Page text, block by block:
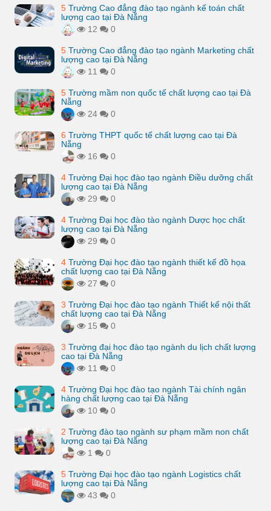
5 Trường Cao đẳng đào tạo ngành kế toán chất
lượng cao tại Đà Nẵng
12
0
5 Trường Cao đẳng đào tạo ngành Marketing chất
lượng cao tại Đà Nẵng
11
0
5 Trường mầm non quốc tế chất lượng cao tại Đà
Nẵng
24
0
6 Trường THPT quốc tế chất lượng cao tại Đà
Nẵng
16
0
4 Trường Đại học đào tạo ngành Điều dưỡng chất
lượng cao tại Đà Nẵng
29
0
4 Trường Đại học đào tào ngành Dược học chất
lượng cao tại Đà Nẵng
29
0
4 Trường Đại học đào tạo ngành thiết kế đồ họa
chất lượng cao tại Đà Nẵng
27
0
3 Trường Đại học đào tạo ngành Thiết kế nội thất
chất lượng cao tại Đà Nẵng
15
0
3 Trường đại học đào tạo ngành du lịch chất lượng
cao tại Đà Nẵng
11
0
4 Trường Đại học đào tạo ngành Tài chính ngân
hàng chất lượng cao tại Đà Nẵng
10
0
2 Trường đào tạo ngành sư phạm mầm non chất
lượng cao tại Đà Nẵng
1
0
5 Trường Đại học đào tạo ngành Logistics chất
lượng cao tại Đà Nẵng
43
0